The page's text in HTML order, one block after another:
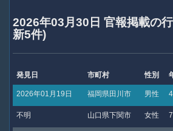
2026年03月30日 官報掲載の
新5件)
発見日 市町村 性別
2026年01月19日 福岡県田川市 男性
不明 山口県下関市 女性